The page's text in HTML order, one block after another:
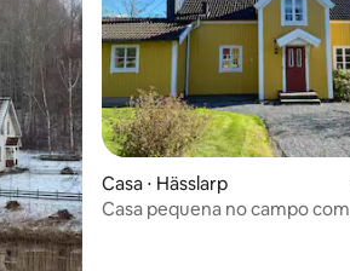
Casa ⋅ Hässlarp
Casa pequena no campo com